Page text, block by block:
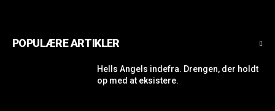
POPULÆRE ARTIKLER
Hells Angels indefra. Drengen, der holdt
op med at eksistere.